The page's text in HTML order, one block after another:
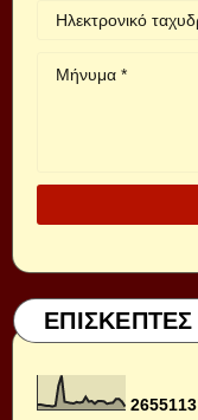
ΕΠΙΣΚΕΠΤΕΣ
2655113